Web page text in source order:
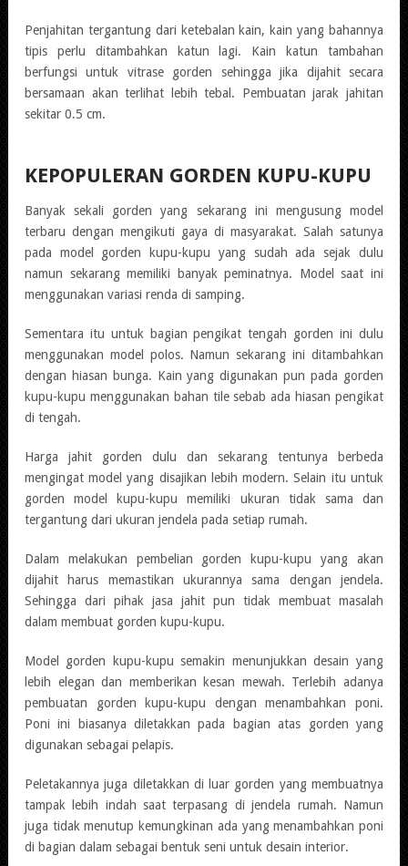
Penjahitan tergantung dari ketebalan kain, kain yang bahannya
tipis perlu ditambahkan katun lagi. Kain katun tambahan
berfungsi untuk vitrase gorden sehingga jika dijahit secara
bersamaan akan terlihat lebih tebal. Pembuatan jarak jahitan
sekitar 0.5 cm.
KEPOPULERAN GORDEN KUPU-KUPU
Banyak sekali gorden yang sekarang ini mengusung model
terbaru dengan mengikuti gaya di masyarakat. Salah satunya
pada model gorden kupu-kupu yang sudah ada sejak dulu
namun sekarang memiliki banyak peminatnya. Model saat ini
menggunakan variasi renda di samping.
Sementara itu untuk bagian pengikat tengah gorden ini dulu
menggunakan model polos. Namun sekarang ini ditambahkan
dengan hiasan bunga. Kain yang digunakan pun pada gorden
kupu-kupu menggunakan bahan tile sebab ada hiasan pengikat
di tengah.
Harga jahit gorden dulu dan sekarang tentunya berbeda
mengingat model yang disajikan lebih modern. Selain itu untuk
gorden model kupu-kupu memiliki ukuran tidak sama dan
tergantung dari ukuran jendela pada setiap rumah.
Dalam melakukan pembelian gorden kupu-kupu yang akan
dijahit harus memastikan ukurannya sama dengan jendela.
Sehingga dari pihak jasa jahit pun tidak membuat masalah
dalam membuat gorden kupu-kupu.
Model gorden kupu-kupu semakin menunjukkan desain yang
lebih elegan dan memberikan kesan mewah. Terlebih adanya
pembuatan gorden kupu-kupu dengan menambahkan poni.
Poni ini biasanya diletakkan pada bagian atas gorden yang
digunakan sebagai pelapis.
Peletakannya juga diletakkan di luar gorden yang membuatnya
tampak lebih indah saat terpasang di jendela rumah. Namun
juga tidak menutup kemungkinan ada yang menambahkan poni
di bagian dalam sebagai bentuk seni untuk desain interior.